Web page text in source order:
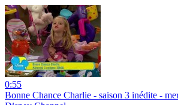
0:55
Bonne Chance Charlie - saison 3 inédite -